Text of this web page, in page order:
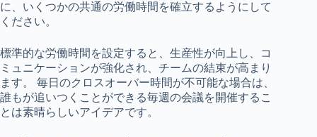
に、いくつかの共通の労働時間を確立するようにして
ください。
標準的な労働時間を設定すると、生産性が向上し、コ
ミュニケーションが強化され、チームの結束が高まり
ます。 毎日のクロスオーバー時間が不可能な場合は、
誰もが追いつくことができる毎週の会議を開催するこ
とは素晴らしいアイデアです。